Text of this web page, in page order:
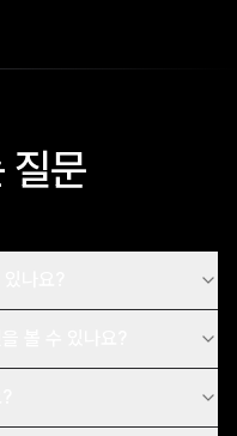
질문